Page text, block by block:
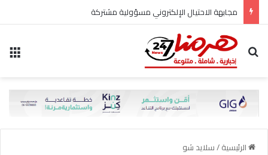
مجابهة الاحتيال الإلكتروني مسؤولية مشتركة
بحث عن
الرئيسية/سلايد شو